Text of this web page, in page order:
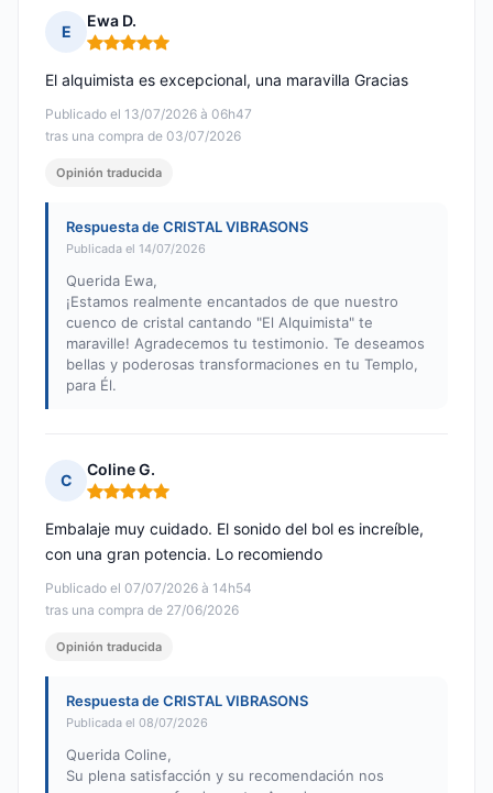
E
Ewa D.
Nota: 5 de 5
Publicado el 13/07/2026 à 06h47
tras una compra de 03/07/2026
El alquimista es excepcional, una maravilla Gracias
Opinión traducida
Respuesta de CRISTAL VIBRASONS
Publicada el 14/07/2026
Querida Ewa,
¡Estamos realmente encantados de que nuestro
cuenco de cristal cantando "El Alquimista" te
maraville! Agradecemos tu testimonio. Te deseamos
bellas y poderosas transformaciones en tu Templo,
para Él.
C
Coline G.
Nota: 5 de 5
Publicado el 07/07/2026 à 14h54
tras una compra de 27/06/2026
Embalaje muy cuidado. El sonido del bol es increíble,
con una gran potencia. Lo recomiendo
Opinión traducida
Respuesta de CRISTAL VIBRASONS
Publicada el 08/07/2026
Querida Coline,
Su plena satisfacción y su recomendación nos